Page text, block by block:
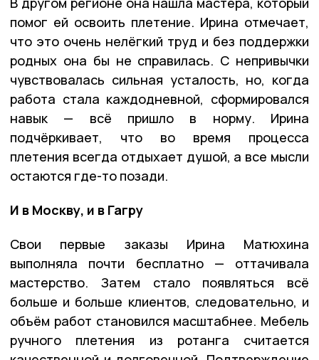
помог ей освоить плетение. Ирина отмечает,
что это очень нелёгкий труд и без поддержки
родных она бы не справилась. С непривычки
чувствовалась сильная усталость, но, когда
работа стала каждодневной, сформировался
навык — всё пришло в норму. Ирина
подчёркивает, что во время процесса
плетения всегда отдыхает душой, а все мысли
остаются где-то позади.
И в Москву, и в Гагру
Свои первые заказы Ирина Матюхина
выполняла почти бесплатно — оттачивала
мастерство. Затем стало появляться всё
больше и больше клиентов, следовательно, и
объём работ становился масштабнее. Мебель
ручного плетения из ротанга считается